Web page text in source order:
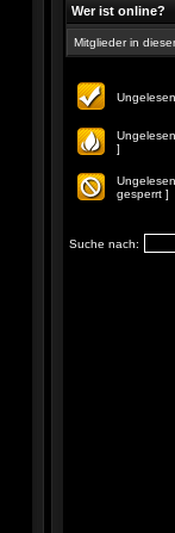
Wer ist online?
Mitglieder in
Beiträge
Beiträge
beliebt
]
gesperrt
gesperrt ]
Suche nach: